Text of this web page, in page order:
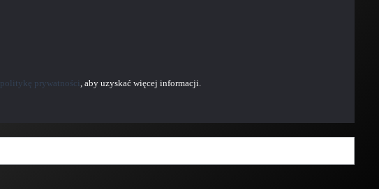
politykę prywatności, aby uzyskać więcej informacji.